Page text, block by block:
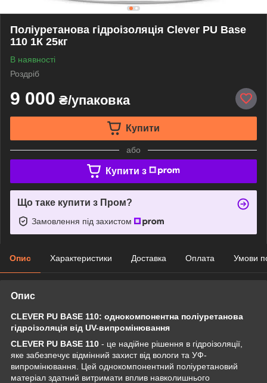
Поліуретанова гідроізоляція Clever PU Base
110 1К 25кг
В наявності
Роздріб
9 000 ₴/упаковка
Купити
або
Купити з
Що таке купити з Пром?
Замовлення під захистом
Опис Характеристики Доставка Оплата Умови
Опис
CLEVER PU BASE 110: однокомпонентна поліуретанова
гідроізоляція від UV-випромінювання
CLEVER PU BASE 110 - це надійне рішення в гідроізоляції,
яке забезпечує відмінний захист від вологи та УФ-
випромінювання. Цей однокомпонентний поліуретановий
матеріал здатний витримати вплив навколишнього